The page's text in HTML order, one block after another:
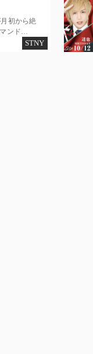
初から絶
マンド…
STNY